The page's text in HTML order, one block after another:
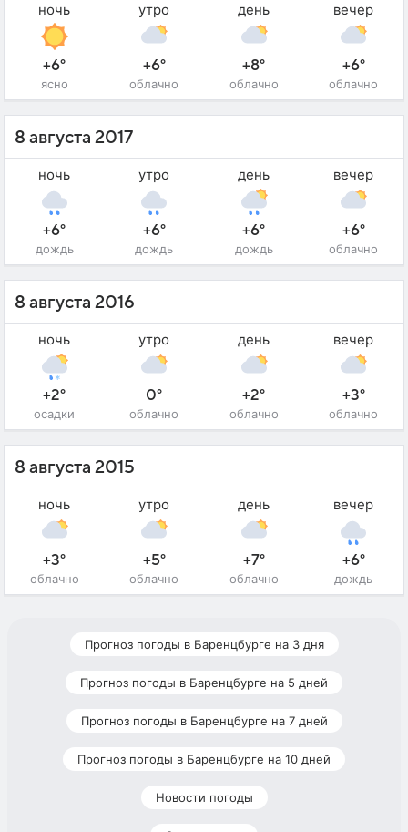
ночь
+6°
ясно
утро
+6°
облачно
день
+8°
облачно
вечер
+6°
облачно
8 августа 2017
ночь
+6°
дождь
утро
+6°
дождь
день
+6°
дождь
вечер
+6°
облачно
8 августа 2016
ночь
+2°
осадки
утро
0°
облачно
день
+2°
облачно
вечер
+3°
облачно
8 августа 2015
ночь
+3°
облачно
утро
+5°
облачно
день
+7°
облачно
вечер
+6°
дождь
Прогноз погоды в Баренцбурге на 3 дня
Прогноз погоды в Баренцбурге на 5 дней
Прогноз погоды в Баренцбурге на 7 дней
Прогноз погоды в Баренцбурге на 10 дней
Новости погоды